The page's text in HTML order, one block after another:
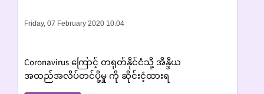
Friday, 07 February 2020 10:04
Coronavirus ကြောင့် တရုတ်နိုင်ငံသို့ အိန္ဒိယ
အထည်အလိပ်တင်ပို့မှု ကို ဆိုင်းငံ့ထားရ